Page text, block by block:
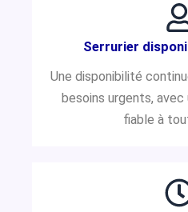
Serrurier
Une disponibilité
besoins urgents,
fiable à